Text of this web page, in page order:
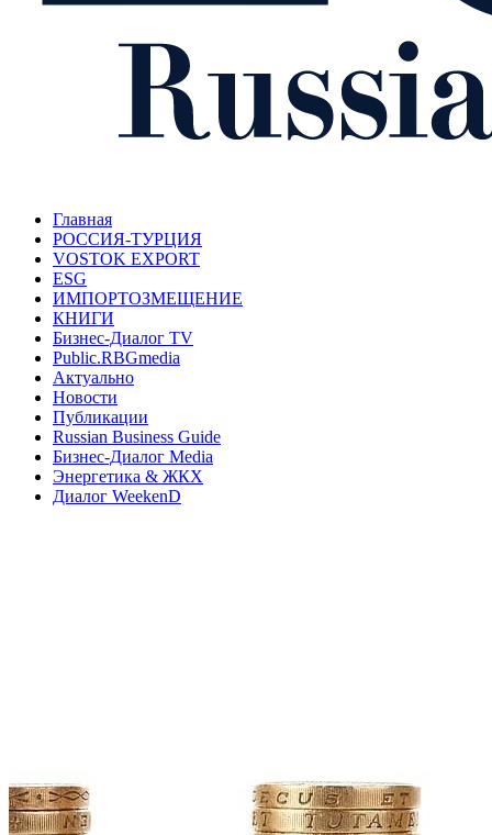
Главная
РОССИЯ-ТУРЦИЯ
VOSTOK EXPORT
ESG
ИМПОРТОЗМЕЩЕНИЕ
КНИГИ
Бизнес-Диалог TV
Public.RBGmedia
Актуально
Новости
Публикации
Russian Business Guide
Бизнес-Диалог Media
Энергетика & ЖКХ
Диалог WeekenD